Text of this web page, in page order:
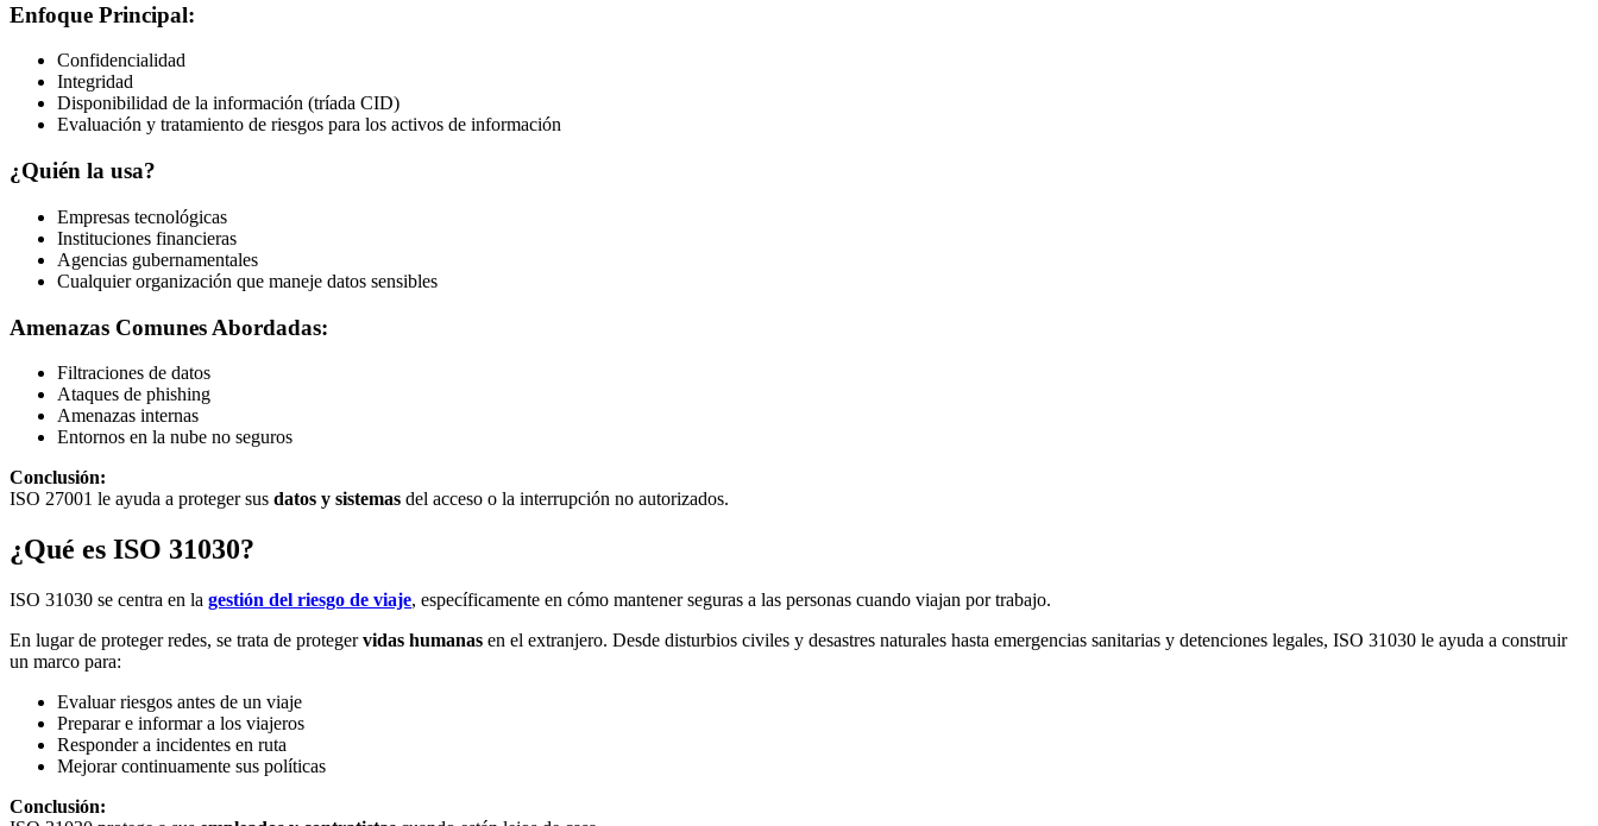
Enfoque Principal:
Confidencialidad
Integridad
Disponibilidad de la información (tríada CID)
Evaluación y tratamiento de riesgos para los activos de información
¿Quién la usa?
Empresas tecnológicas
Instituciones financieras
Agencias gubernamentales
Cualquier organización que maneje datos sensibles
Amenazas Comunes Abordadas:
Filtraciones de datos
Ataques de phishing
Amenazas internas
Entornos en la nube no seguros
Conclusión:
ISO 27001 le ayuda a proteger sus datos y sistemas del acceso o la interrupción no autorizados.
¿Qué es ISO 31030?
ISO 31030 se centra en la gestión del riesgo de viaje, específicamente en cómo mantener seguras a las personas cuando viajan por trabajo.
En lugar de proteger redes, se trata de protegervidas humanas en el extranjero. Desde disturbios civiles y desastres naturales hasta emergencias sanitarias y detenciones legales, ISO 31030 le ayuda a construir
un marco para:
Evaluar riesgos antes de un viaje
Preparar e informar a los viajeros
Responder a incidentes en ruta
Mejorar continuamente sus políticas
Conclusión: